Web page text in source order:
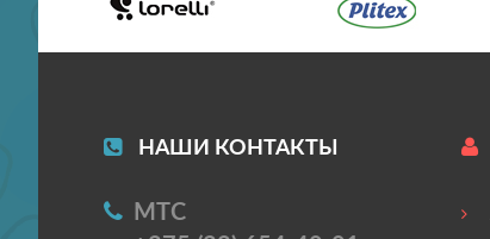
НАШИ КОНТАКТЫ
МТС